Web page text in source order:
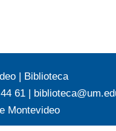
| Biblioteca
61 |
Montevideo